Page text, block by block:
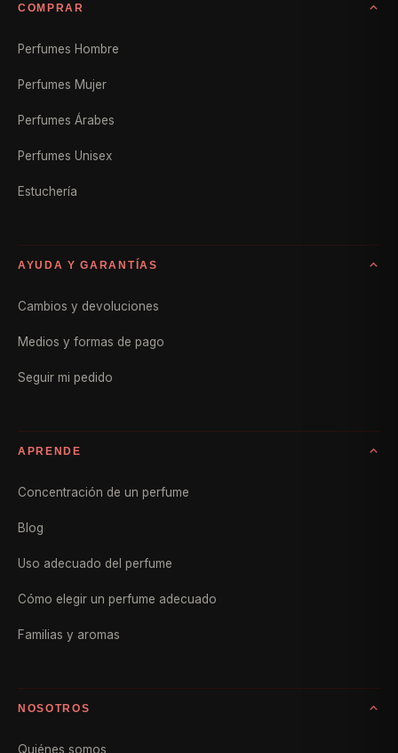
COMPRAR
Perfumes Hombre
Perfumes Mujer
Perfumes Árabes
Perfumes Unisex
Estuchería
AYUDA Y GARANTÍAS
Cambios y devoluciones
Medios y formas de pago
Seguir mi pedido
APRENDE
Concentración de un perfume
Blog
Uso adecuado del perfume
Cómo elegir un perfume adecuado
Familias y aromas
NOSOTROS
Quiénes somos